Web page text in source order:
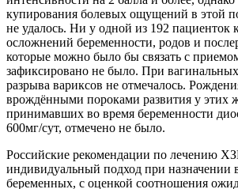
купирования болевых ощущений в этой
не удалось. Ни у одной из 192 пациенток
осложнений беременности, родов и
которые можно было бы связать с
зафиксировано не было. При
разрыва вариксов не отмечалось.
врождёнными пороками развития у этих
принимавших во время беременности
600мг/сут, отмечено не было.
Российские рекомендации по лечению
индивидуальный подход при назначении
беременных, с оценкой соотношения